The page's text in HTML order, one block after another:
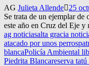
AG Julieta Allende 25
Se trata de un ejemplar de
este año en Cruz del Eje y
ag noticiasalta gracia
atacado por unos perros
blancaPolicía Ambiental
Piedrita Blancareserva tatú